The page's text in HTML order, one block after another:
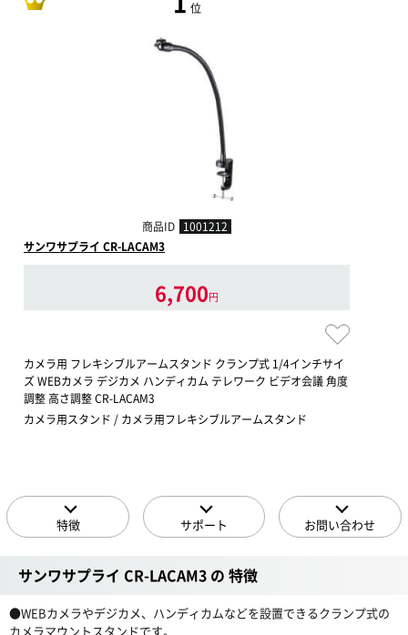
位
商品ID 1001212
サンワサプライ CR-LACAM3
6,700円
カメラ用 フレキシブルアームスタンド クランプ式 1/4インチサイ
ズ WEBカメラ デジカメ ハンディカム テレワーク ビデオ会議 角度
調整 高さ調整 CR-LACAM3
カメラ用スタンド / カメラ用フレキシブルアームスタンド
特徴 サポート お問い合わせ
サンワサプライ CR-LACAM3 の 特徴
●WEBカメラやデジカメ、ハンディカムなどを設置できるクランプ式の
カメラマウントスタンドです。